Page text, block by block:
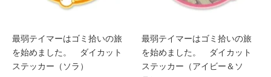
最弱テイマーはゴミ拾いの旅
を始めました。 ダイカット
ステッカー（ソラ）
最弱テイマーはゴミ拾いの旅
を始めました。 ダイカット
ステッカー（アイビー＆ソ